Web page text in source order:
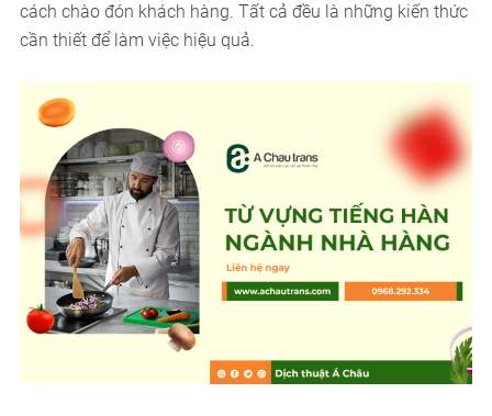
cách chào đón khách hàng. Tất cả đều là những kiến thức
cần thiết để làm việc hiệu quả.